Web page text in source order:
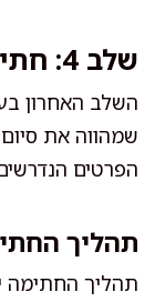
שלב 4: חתימה על העסקה
השלב האחרון
שמהווה את
הפרטים
תהליך
תהליך החתימה